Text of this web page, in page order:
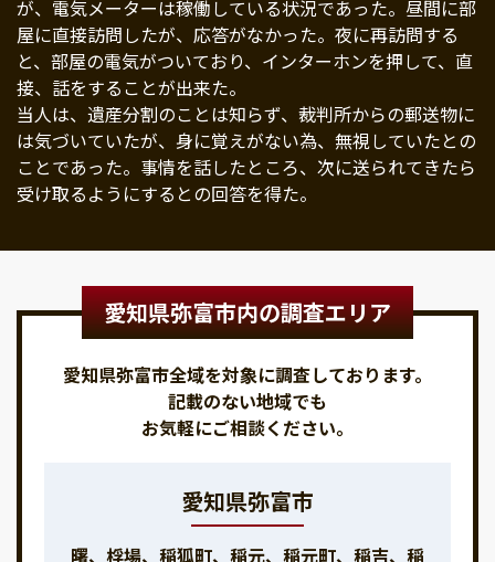
が、電気メーターは稼働している状況であった。昼間に部
屋に直接訪問したが、応答がなかった。夜に再訪問する
と、部屋の電気がついており、インターホンを押して、直
接、話をすることが出来た。
当人は、遺産分割のことは知らず、裁判所からの郵送物に
は気づいていたが、身に覚えがない為、無視していたとの
ことであった。事情を話したところ、次に送られてきたら
受け取るようにするとの回答を得た。
愛知県弥富市内の調査エリア
愛知県弥富市全域を対象に調査しております。
記載のない地域でも
お気軽にご相談ください。
愛知県弥富市
曙、桴場、稲狐町、稲元、稲元町、稲吉、稲